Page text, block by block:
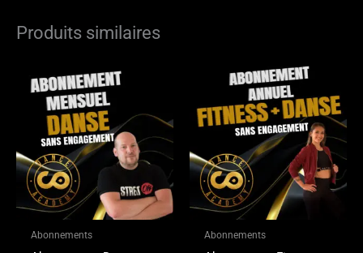
Produits similaires
Abonnements Abonnements